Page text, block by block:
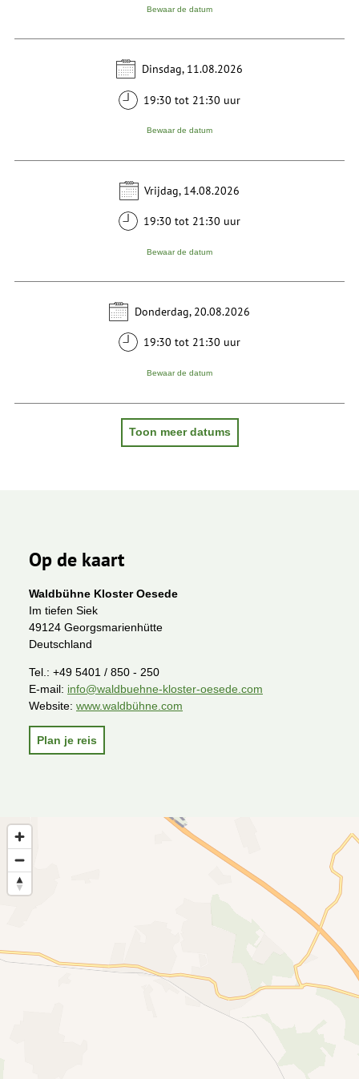
Bewaar de datum
Dinsdag, 11.08.2026
19:30 tot 21:30 uur
Bewaar de datum
Vrijdag, 14.08.2026
19:30 tot 21:30 uur
Bewaar de datum
Donderdag, 20.08.2026
19:30 tot 21:30 uur
Bewaar de datum
Toon meer datums
Op de kaart
Waldbühne Kloster Oesede
Im tiefen Siek
49124 Georgsmarienhütte
Deutschland
Tel.: +49 5401 / 850 - 250
E-mail: info@waldbuehne-kloster-oesede.com
Website: www.waldbühne.com
Plan je reis